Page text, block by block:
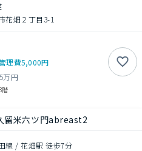
花畑２丁目3-1
理費5,000円
万円
階
留米六ツ門abreast2
線 / 花畑駅 徒歩7分